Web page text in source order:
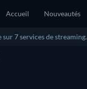
Accueil Nouveautés
7 services de streaming.